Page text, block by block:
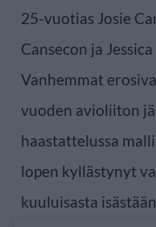
25-vuotias Josie
Cansecon ja
Vanhemmat
vuoden avioliiton
haastattelussa
lopen kyllästynyt
kuuluisasta